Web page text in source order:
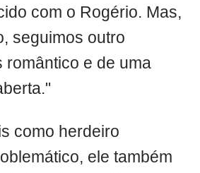
com o Rogério. Mas,
seguimos outro
romântico e de uma
como herdeiro
ele também